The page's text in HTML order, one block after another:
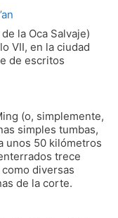
la Oca Salvaje)
VII, en la ciudad
de escritos
(o, simplemente,
simples tumbas,
unos 50 kilómetros
trece
diversas
de la corte.